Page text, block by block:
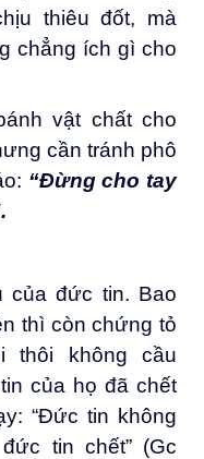
thiêu đốt, mà
chẳng ích gì cho
vật chất cho
cần tránh phô
“Đừng cho tay
.
của đức tin. Bao
thì còn chứng tỏ
thôi không cầu
của họ đã chết
“Đức tin không
tin chết” (Gc